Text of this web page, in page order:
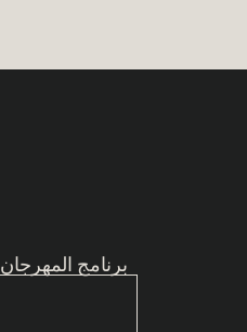
برنامج المهرجان